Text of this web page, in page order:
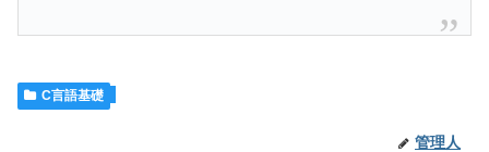
C言語基礎
管理人